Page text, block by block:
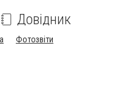
Довідник
Фотозвіти